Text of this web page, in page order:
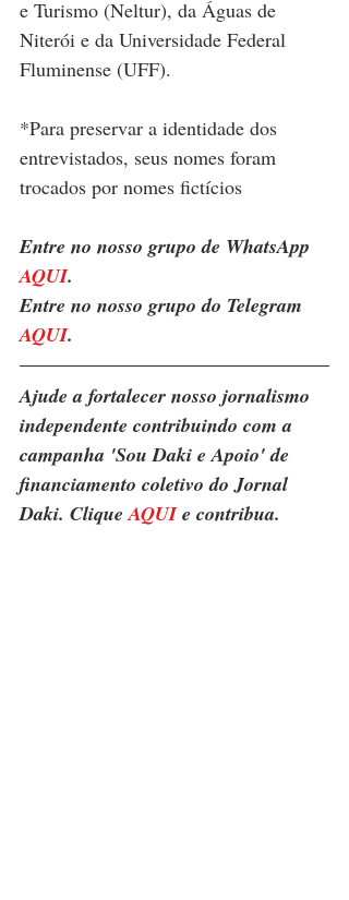
e Turismo (Neltur), da Águas de
Niterói e da Universidade Federal
Fluminense (UFF).
*Para preservar a identidade dos
entrevistados, seus nomes foram
trocados por nomes fictícios
Entre no nosso grupo de WhatsApp
AQUI.
Entre no nosso grupo do Telegram
AQUI.
Ajude a fortalecer nosso jornalismo
independente contribuindo com a
campanha 'Sou Daki e Apoio' de
financiamento coletivo do Jornal
Daki. Clique AQUI e contribua.